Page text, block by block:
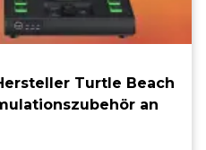
Turtle Beach
an